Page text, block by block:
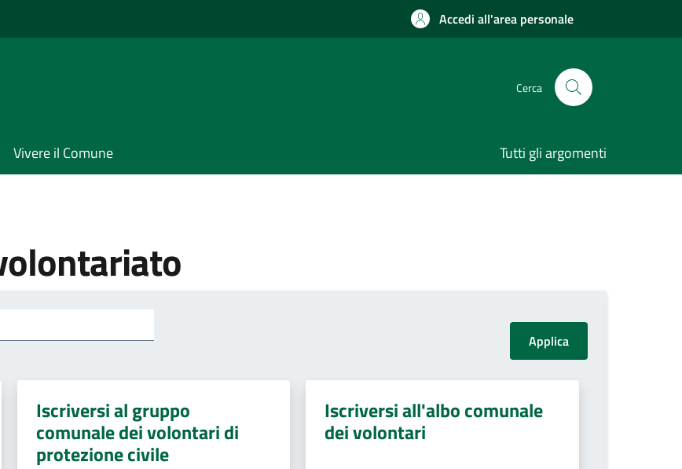
Accedi all'area personale
Cerca
Vivere il Comune Tutti gli argomenti
Iscriversi al gruppo
comunale dei volontari di
protezione civile
Iscriversi all'albo comunale
dei volontari